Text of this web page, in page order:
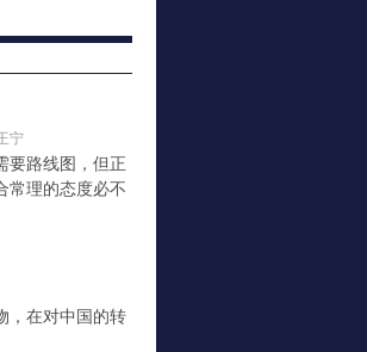
宁
要路线图，但正
常理的态度必不
，在对中国的转